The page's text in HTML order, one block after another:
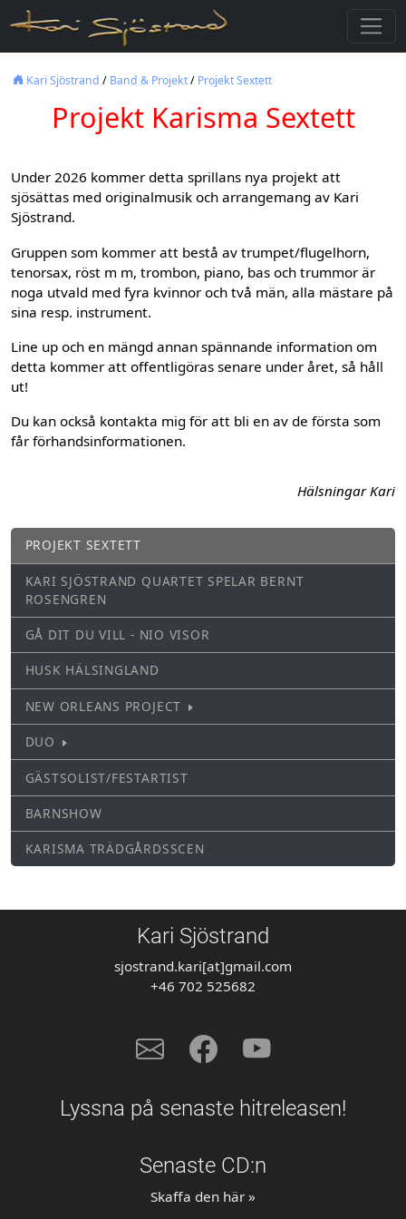
Kari Sjöstrand / Band & Projekt/ Projekt Sextett
Projekt Karisma Sextett
Under 2026 kommer detta sprillans nya projekt att
sjösättas med originalmusik och arrangemang av Kari
Sjöstrand.
Gruppen som kommer att bestå av trumpet/flugelhorn,
tenorsax, röst m m, trombon, piano, bas och trummor är
noga utvald med fyra kvinnor och två män, alla mästare på
sina resp. instrument.
Line up och en mängd annan spännande information om
detta kommer att offentligöras senare under året, så håll
ut!
Du kan också kontakta mig för att bli en av de första som
får förhandsinformationen.
Hälsningar Kari
PROJEKT SEXTETT
KARI SJÖSTRAND QUARTET SPELAR BERNT
ROSENGREN
GÅ DIT DU VILL - NIO VISOR
HUSK HÄLSINGLAND
NEW ORLEANS PROJECT
DUO
GÄSTSOLIST/FESTARTIST
BARNSHOW
KARISMA TRÄDGÅRDSSCEN
Kari Sjöstrand
sjostrand.kari[at]gmail.com
+46 702 525682
Lyssna på senaste hitreleasen!
Senaste CD:n
Skaffa den här »